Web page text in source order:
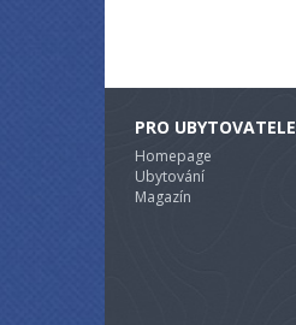
PRO UBYTOVATELE
Homepage
Ubytování
Magazín